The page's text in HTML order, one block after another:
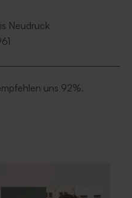
Neudruck
uns 92%.